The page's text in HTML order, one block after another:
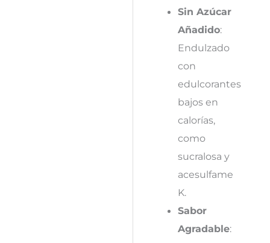
Sin Azúcar
Añadido:
Endulzado
con
edulcorantes
bajos en
calorías,
como
sucralosa y
acesulfame
K.
Sabor
Agradable: